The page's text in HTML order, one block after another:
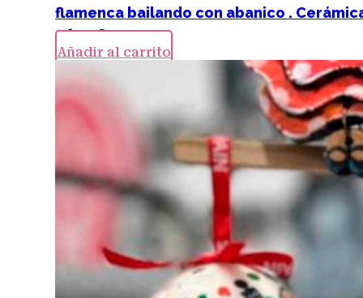
flamenca bailando con abanico .
26,00€
Añadir al carrito